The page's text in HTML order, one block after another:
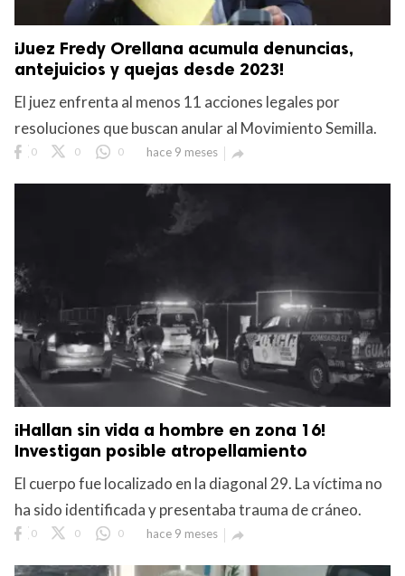
¡Juez Fredy Orellana acumula denuncias,
antejuicios y quejas desde 2023!
El juez enfrenta al menos 11 acciones legales por
resoluciones que buscan anular al Movimiento Semilla.
0 0 0 hace 9 meses 
¡Hallan sin vida a hombre en zona 16!
Investigan posible atropellamiento
El cuerpo fue localizado en la diagonal 29. La víctima no
ha sido identificada y presentaba trauma de cráneo.
0 0 0 hace 9 meses 